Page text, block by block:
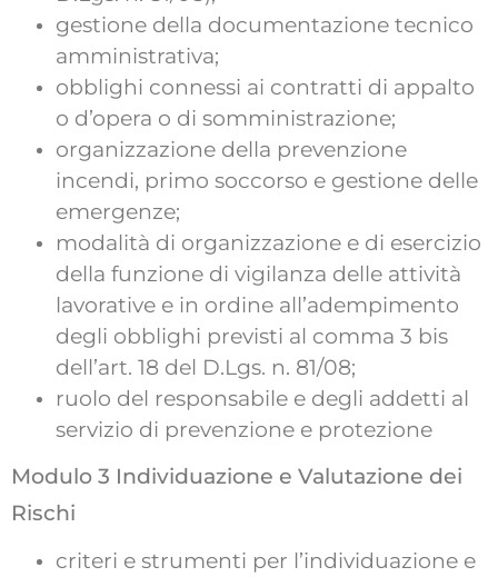
gestione della documentazione tecnico
amministrativa;
obblighi connessi ai contratti di appalto
o d’opera o di somministrazione;
organizzazione della prevenzione
incendi, primo soccorso e gestione delle
emergenze;
modalità di organizzazione e di esercizio
della funzione di vigilanza delle attività
lavorative e in ordine all’adempimento
degli obblighi previsti al comma 3 bis
dell’art. 18 del D.Lgs. n. 81/08;
ruolo del responsabile e degli addetti al
servizio di prevenzione e protezione
Modulo 3 Individuazione e Valutazione dei
Rischi
criteri e strumenti per l’individuazione e